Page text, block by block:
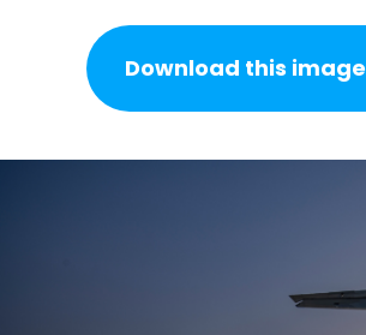
Download this image